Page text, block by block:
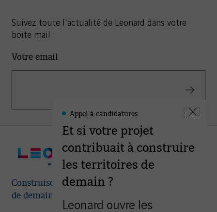
Suivez toute l'actualité de Leonard dans votre
boite mail :
Votre email
Valider
Construisons ensemble les villes et territoires
de demain
Leonard
-
Informations
Fermer
Appel à candidatures
Et si votre projet
contribuait à construire
les territoires de
demain ?
Leonard ouvre les